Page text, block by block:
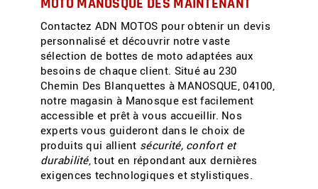
MOTO MANOSQUE DÈS MAINTENANT
Contactez ADN MOTOS pour obtenir un devis
personnalisé et découvrir notre vaste
sélection de bottes de moto adaptées aux
besoins de chaque client. Situé au 230
Chemin Des Blanquettes à MANOSQUE, 04100,
notre magasin à Manosque est facilement
accessible et prêt à vous accueillir. Nos
experts vous guideront dans le choix de
produits qui allient sécurité, confort et
durabilité, tout en répondant aux dernières
exigences technologiques et stylistiques.